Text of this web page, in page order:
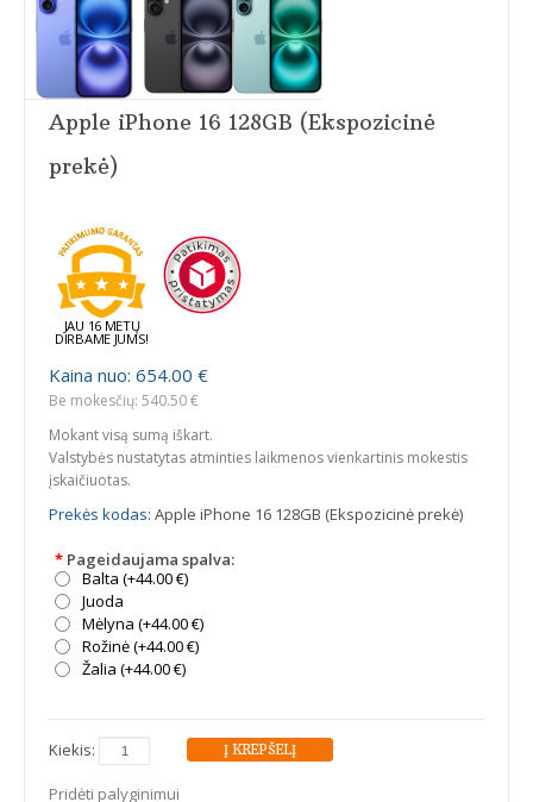
Apple iPhone 16 128GB (Ekspozicinė
prekė)
JAU 16 METŲ
DIRBAME JUMS!
Kaina nuo: 654.00 €
Be mokesčių: 540.50 €
Mokant visą sumą iškart.
Valstybės nustatytas atminties laikmenos vienkartinis mokestis
įskaičiuotas.
Prekės kodas: Apple iPhone 16 128GB (Ekspozicinė prekė)
* Pageidaujama spalva:
Balta (+44.00 €)
Juoda
Mėlyna (+44.00 €)
Rožinė (+44.00 €)
Žalia (+44.00 €)
Kiekis:
Pridėti palyginimui